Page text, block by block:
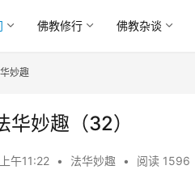
佛教修行 佛教杂谈
妙趣
妙趣（32）
午11:22 • 法华妙趣 • 阅读 1596